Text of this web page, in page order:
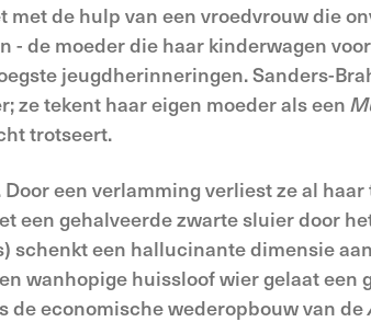
de hulp van een vroedvrouw die
- de moeder die haar kinderwagen
jeugdherinneringen. Sanders-
ze tekent haar eigen moeder als een
trotseert.
een verlamming verliest ze al
een gehalveerde zwarte sluier door
schenkt een hallucinante dimensie
wanhopige huissloof wier gelaat een
de economische wederopbouw van de